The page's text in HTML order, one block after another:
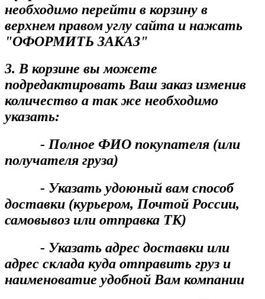
необходимо перейти в корзину в
верхнем правом углу сайта и нажать
"ОФОРМИТЬ ЗАКАЗ"
3. В корзине вы можете
подредактировать Ваш заказ изменив
количество а так же необходимо
указать:
- Полное ФИО покупателя (или
получателя груза)
- Указать удоюный вам способ
доставки (курьером, Почтой России,
самовывоз или отправка ТК)
- Указать адрес доставки или
адрес склада куда отправить груз и
наименоватие удобной Вам компании